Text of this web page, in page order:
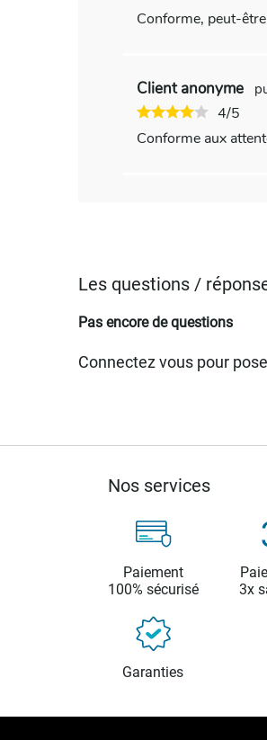
Conforme, peut-
Client anonyme
4/5
Conforme aux
Les questions /
Pas encore de questions
Connectez vous pour
Nos services
Paiement
100% sécurisé
3x
Garanties